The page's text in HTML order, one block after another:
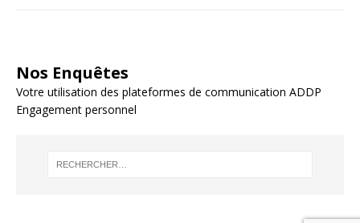
Nos Enquêtes
Votre utilisation des plateformes de communication ADDP
Engagement personnel